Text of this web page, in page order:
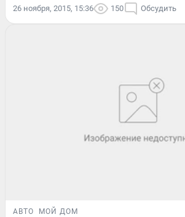
26 ноября, 2015, 15:36 150 Обсудить
АВТО МОЙ ДОМ